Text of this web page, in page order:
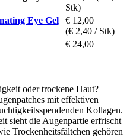
Stk)
Eye Gel
€ 12,00
(€ 2,40 / Stk)
€ 24,00
oder trockene Haut?
mit effektiven
Kollagen.
sieht die Augenpartie erfrischt
Trockenheitsfältchen gehören